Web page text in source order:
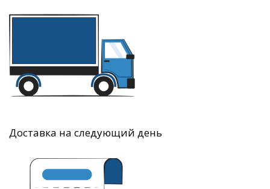
Доставка на следующий день